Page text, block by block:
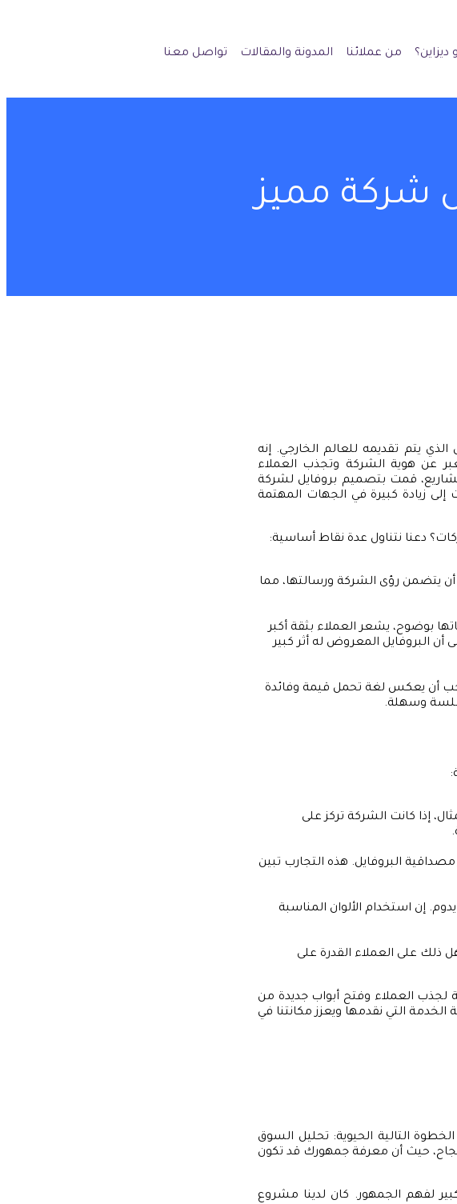
ديزاين؟ من عملائنا المدونة والمقالات تواصل معنا
شركة مميز
يتم تقديمه للعالم الخارجي. إنه
عن هوية الشركة وتجذب العملاء
قمت بتصميم بروفايل لشركة
زيادة كبيرة في الجهات المهتمة
دعنا نتناول عدة نقاط أساسية:
يتضمن رؤى الشركة ورسالتها، مما
بوضوح، يشعر العملاء بثقة أكبر
البروفايل المعروض له أثر كبير
أن يعكس لغة تحمل قيمة وفائدة
وسهلة.
إذا كانت الشركة تركز على
البروفايل. هذه التجارب تبين
إن استخدام الألوان المناسبة
على العملاء القدرة على
لجذب العملاء وفتح أبواب جديدة من
التي نقدمها ويعزز مكانتنا في
التالية الحيوية: تحليل السوق
حيث أن معرفة جمهورك قد تكون
لفهم الجمهور. كان لدينا مشروع